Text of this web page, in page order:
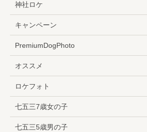
神社ロケ
キャンペーン
PremiumDogPhoto
オススメ
ロケフォト
七五三7歳女の子
七五三5歳男の子